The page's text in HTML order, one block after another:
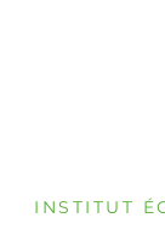
INSTITUT